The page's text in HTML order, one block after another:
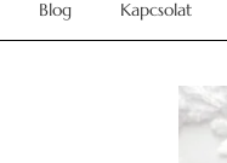
Blog Kapcsolat